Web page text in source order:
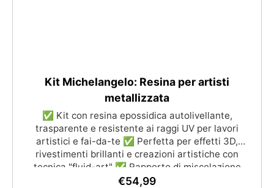
Kit Michelangelo: Resina per artisti
metallizzata
✅ Kit con resina epossidica autolivellante,
trasparente e resistente ai raggi UV per lavori
artistici e fai-da-te ✅ Perfetta per effetti 3D,
rivestimenti brillanti e creazioni artistiche con
tecnica "fluid-art" ✅ Rapporto di miscelazione
100:66, lunga lavorabilità e catalisi completa in 24h
€54,99